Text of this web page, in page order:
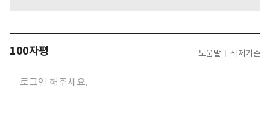
100자평 도움말 삭제기준